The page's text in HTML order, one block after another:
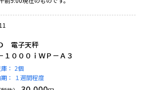
電子天秤
１０００ｉＷＰ－Ａ３
： 2個
：
１週間程度